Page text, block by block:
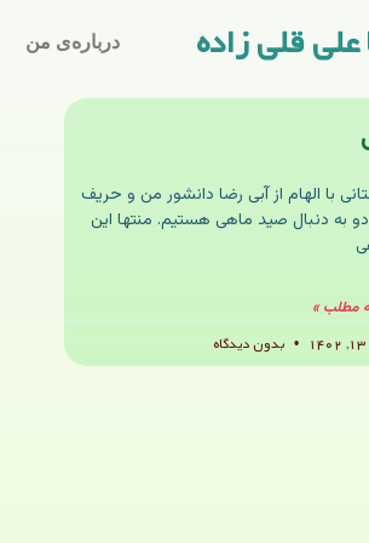
علی قلی زاده درباره‌ی من
با الهام از آبی رضا دانشور من و حریف
به دنبال صید ماهی هستیم. منتها این
مطلب »
بدون دیدگاه